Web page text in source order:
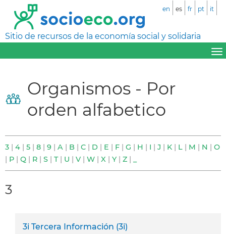
Sitio de recursos de la economía social y solidaria
en es fr pt it
Organismos - Por
orden alfabetico
3 4 5 8 9 A B C D E F G H I J K L M N
O
P
Q R S T U V W X Y Z
3
3i Tercera Información (3i)